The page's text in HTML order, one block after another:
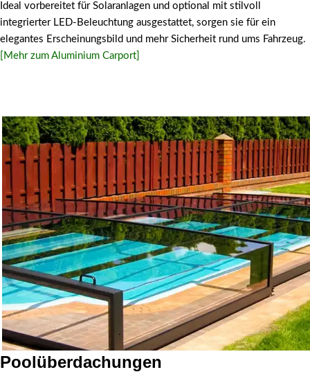
Ideal vorbereitet für Solaranlagen und optional mit stilvoll
integrierter LED-Beleuchtung ausgestattet, sorgen sie für ein
elegantes Erscheinungsbild und mehr Sicherheit rund ums Fahrzeug.
[Mehr zum Aluminium Carport]
Poolüberdachungen